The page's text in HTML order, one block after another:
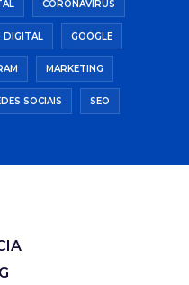
CORONAVÍRUS
DIGITAL GOOGLE
MARKETING
SOCIAIS SEO